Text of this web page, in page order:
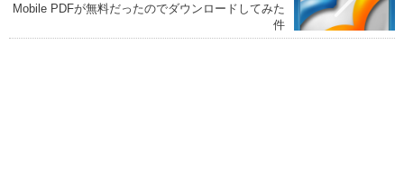
Mobile PDFが無料だったのでダウンロードしてみた
件